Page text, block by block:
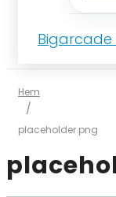
Bigarcade
Hem
/
placeholder.png